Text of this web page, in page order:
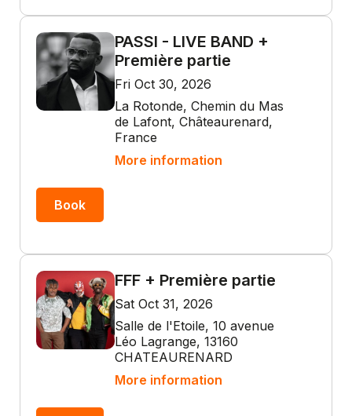
PASSI - LIVE BAND +
Première partie
Fri Oct 30, 2026
La Rotonde, Chemin du Mas
de Lafont, Châteaurenard,
France
More information
Book
FFF + Première partie
Sat Oct 31, 2026
Salle de l'Etoile, 10 avenue
Léo Lagrange, 13160
CHATEAURENARD
More information